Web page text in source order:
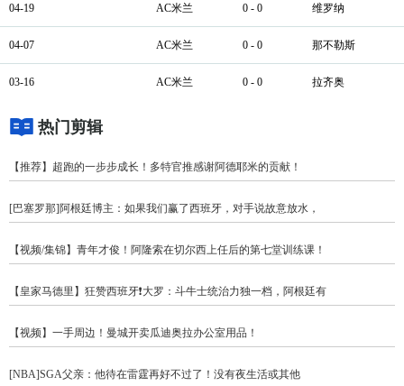
04-19 AC米兰 0 - 0 维罗纳
04-07 AC米兰 0 - 0 那不勒斯
03-16 AC米兰 0 - 0 拉齐奥
热门剪辑
【推荐】超跑的一步步成长！多特官推感谢阿德耶米的贡献！
[巴塞罗那]阿根廷博主：如果我们赢了西班牙，对手说故意放水，
【视频/集锦】青年才俊！阿隆索在切尔西上任后的第七堂训练课！
【皇家马德里】狂赞西班牙❗大罗：斗牛士统治力独一档，阿根廷有
【视频】一手周边！曼城开卖瓜迪奥拉办公室用品！
[NBA]SGA父亲：他待在雷霆再好不过了！没有夜生活或其他